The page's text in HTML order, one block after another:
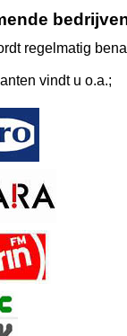
regelmatig
vindt u o.a.;